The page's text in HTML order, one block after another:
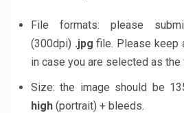
File formats: please
(300dpi) .jpg file. Please keep
in case you are selected as the
Size: the image should be
high (portrait) + bleeds.